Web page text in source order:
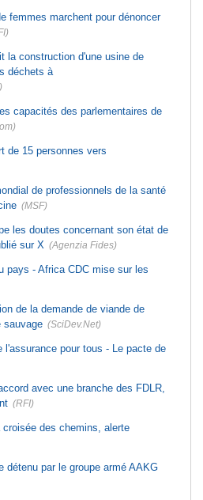
femmes marchent pour dénoncer
la construction d'une usine de
déchets à
capacités des parlementaires de
de 15 personnes vers
de professionnels de la santé
(MSF)
les doutes concernant son état de
sur X (Agenzia Fides)
pays - Africa CDC mise sur les
de la demande de viande de
sauvage (SciDev.Net)
l'assurance pour tous - Le pacte de
avec une branche des FDLR,
(RFI)
croisée des chemins, alerte
détenu par le groupe armé AAKG